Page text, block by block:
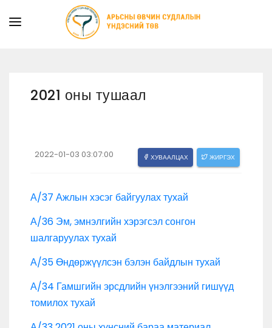
ХУУЛЬ ЭРХ ЗҮЙ
2021 оны тушаал
2022-01-03 03:07:00 ХУВААЛЦАХ ЖИРГЭХ
А/37 Ажлын хэсэг байгуулах тухай
А/36 Эм, эмнэлгийн хэрэгсэл сонгон
шалгаруулах тухай
А/35 Өндөржүүлсэн бэлэн байдлын тухай
А/34 Гамшгийн эрсдлийн үнэлгээний гишүүд
томилох тухай